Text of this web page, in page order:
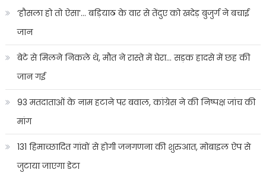
‘हौसला हो तो ऐसा’… बड़ियाठ के वार से तेंदुए को खदेड़ बुजुर्ग ने बचाई
जान
बेटे से मिलने निकले थे, मौत ने रास्ते में घेरा… सड़क हादसे में छह की
जान गई
93 मतदाताओं के नाम हटाने पर बवाल, कांग्रेस ने की निष्पक्ष जांच की
मांग
131 हिमाच्छादित गांवों से होगी जनगणना की शुरुआत, मोबाइल ऐप से
जुटाया जाएगा डेटा